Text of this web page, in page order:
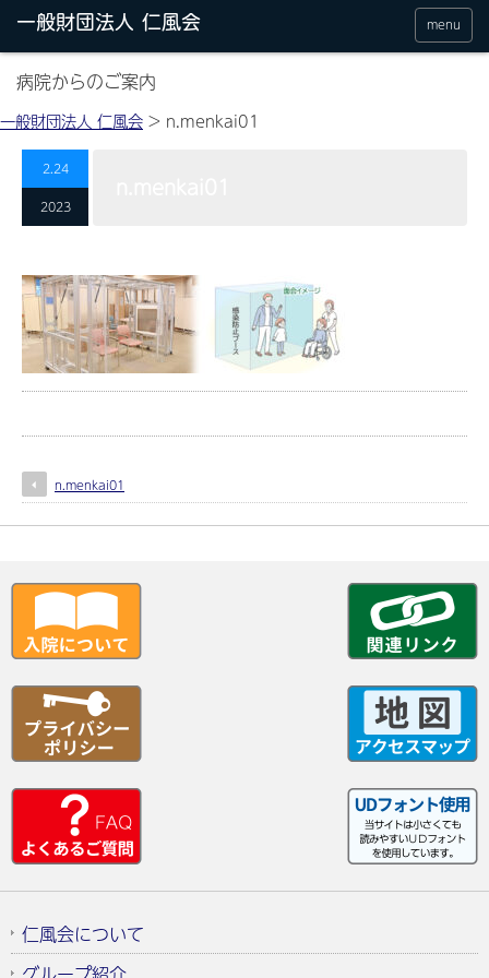
menu
病院からのご案内
一般財団法人 仁風会 > n.menkai01
2.24
2023
n.menkai01
仁風会について